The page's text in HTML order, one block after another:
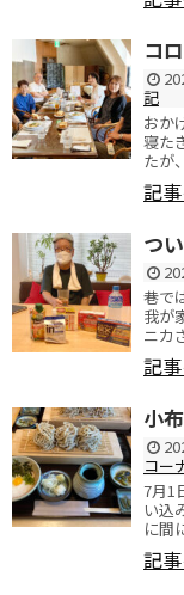
コ
記
おか
寝た
たが
記
つ
巷で
我が
ニカ
記
小
コー
7月1
い込
に間
記